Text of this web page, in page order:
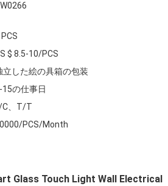
$ 8.5-10/PCS
立した絵の具箱の包装
15の仕事日
C、T/T
PCS/Month
Glass Touch Light Wall Electrical